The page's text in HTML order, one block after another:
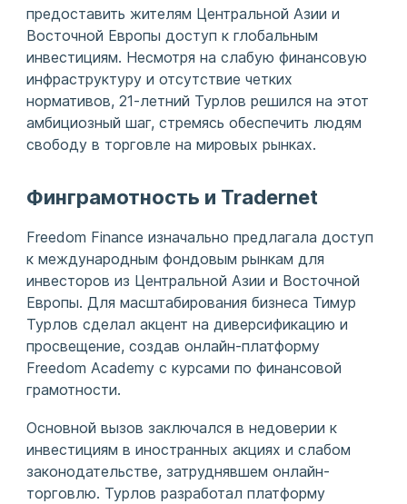
предоставить жителям Центральной Азии и
Восточной Европы доступ к глобальным
инвестициям. Несмотря на слабую финансовую
инфраструктуру и отсутствие четких
нормативов, 21-летний Турлов решился на этот
амбициозный шаг, стремясь обеспечить людям
свободу в торговле на мировых рынках.
Финграмотность и Tradernet
Freedom Finance изначально предлагала доступ
к международным фондовым рынкам для
инвесторов из Центральной Азии и Восточной
Европы. Для масштабирования бизнеса Тимур
Турлов сделал акцент на диверсификацию и
просвещение, создав онлайн-платформу
Freedom Academy с курсами по финансовой
грамотности.
Основной вызов заключался в недоверии к
инвестициям в иностранных акциях и слабом
законодательстве, затруднявшем онлайн-
торговлю. Турлов разработал платформу